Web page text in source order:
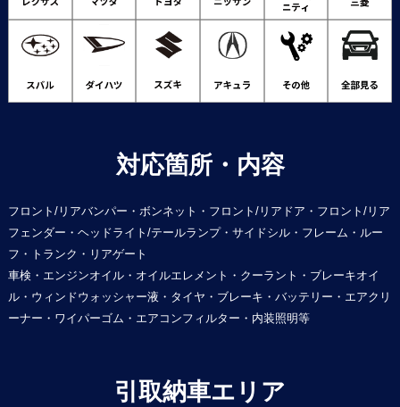
対応箇所・内容
フロント/リアバンパー・ボンネット・フロント/リアドア・フロント/リア
フェンダー・ヘッドライト/テールランプ・サイドシル・フレーム・ルー
フ・トランク・リアゲート
車検・エンジンオイル・オイルエレメント・クーラント・ブレーキオイ
ル・ウィンドウォッシャー液・タイヤ・ブレーキ・バッテリー・エアクリ
ーナー・ワイパーゴム・エアコンフィルター・内装照明等
引取納車エリア